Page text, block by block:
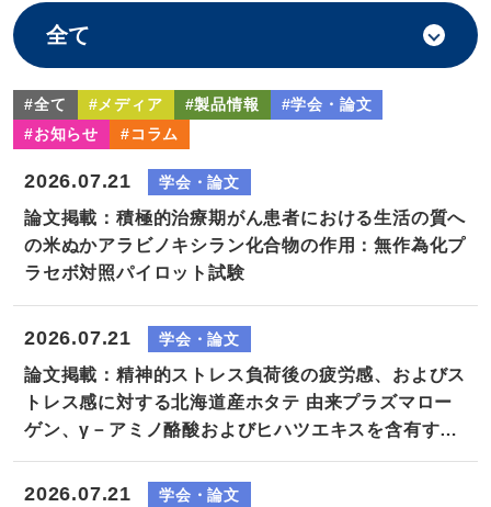
#全て #メディア #製品情報
#学会・論文
#お知らせ
#コラム
2026.07.21 学会・論文
論文掲載：積極的治療期がん患者における生活の質へ
の米ぬかアラビノキシラン化合物の作用：無作為化プ
ラセボ対照パイロット試験
2026.07.21 学会・論文
論文掲載：精神的ストレス負荷後の疲労感、およびス
トレス感に対する北海道産ホタテ 由来プラズマロー
ゲン、γ－アミノ酪酸およびヒハツエキスを含有する
サプリメント 摂取が及ぼす効果－ランダム化二重盲
検プラセボ対照並行群間比較試験－
2026.07.21 学会・論文